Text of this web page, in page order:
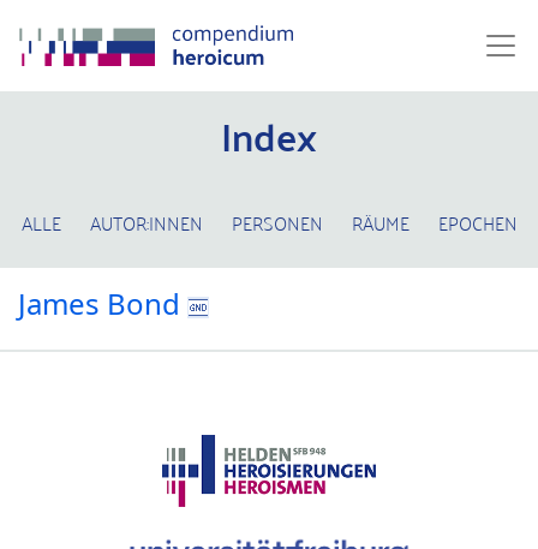
Index
ALLE AUTOR:INNEN PERSONEN RÄUME EPOCHEN
James Bond